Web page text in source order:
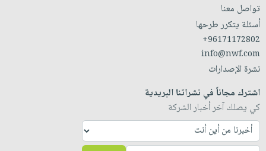
تواصل معنا
أسئلة يتكرر طرحها
+96171172802
info@nwf.com
نشرة الإصدارات
اشترك مجاناً في نشراتنا البريدية
كي يصلك آخر أخبار الشركة